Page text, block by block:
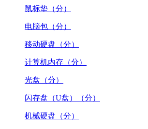
鼠标垫（分）
电脑包（分）
移动硬盘（分）
计算机内存（分）
光盘（分）
闪存盘（U盘）（分）
机械硬盘（分）